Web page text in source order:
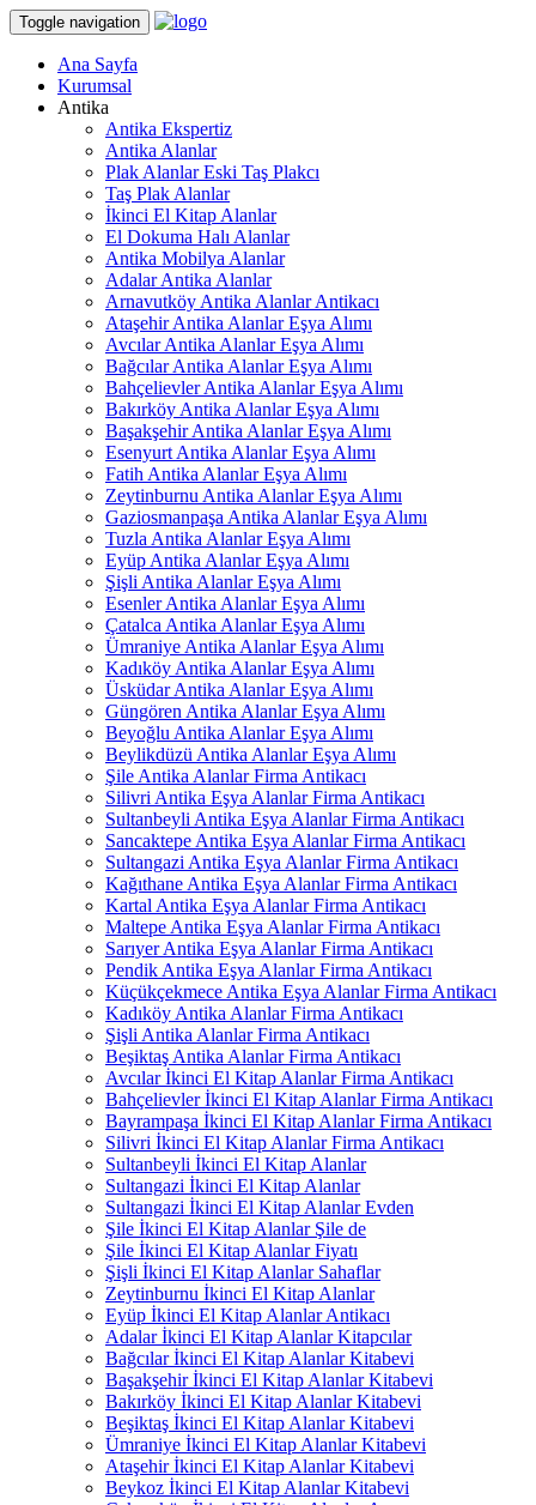
Toggle navigation
Ana Sayfa
Kurumsal
Antika
Antika Ekspertiz
Antika Alanlar
Plak Alanlar Eski Taş Plakcı
Taş Plak Alanlar
İkinci El Kitap Alanlar
El Dokuma Halı Alanlar
Antika Mobilya Alanlar
Adalar Antika Alanlar
Arnavutköy Antika Alanlar Antikacı
Ataşehir Antika Alanlar Eşya Alımı
Avcılar Antika Alanlar Eşya Alımı
Bağcılar Antika Alanlar Eşya Alımı
Bahçelievler Antika Alanlar Eşya Alımı
Bakırköy Antika Alanlar Eşya Alımı
Başakşehir Antika Alanlar Eşya Alımı
Esenyurt Antika Alanlar Eşya Alımı
Fatih Antika Alanlar Eşya Alımı
Zeytinburnu Antika Alanlar Eşya Alımı
Gaziosmanpaşa Antika Alanlar Eşya Alımı
Tuzla Antika Alanlar Eşya Alımı
Eyüp Antika Alanlar Eşya Alımı
Şişli Antika Alanlar Eşya Alımı
Esenler Antika Alanlar Eşya Alımı
Çatalca Antika Alanlar Eşya Alımı
Ümraniye Antika Alanlar Eşya Alımı
Kadıköy Antika Alanlar Eşya Alımı
Üsküdar Antika Alanlar Eşya Alımı
Güngören Antika Alanlar Eşya Alımı
Beyoğlu Antika Alanlar Eşya Alımı
Beylikdüzü Antika Alanlar Eşya Alımı
Şile Antika Alanlar Firma Antikacı
Silivri Antika Eşya Alanlar Firma Antikacı
Sultanbeyli Antika Eşya Alanlar Firma Antikacı
Sancaktepe Antika Eşya Alanlar Firma Antikacı
Sultangazi Antika Eşya Alanlar Firma Antikacı
Kağıthane Antika Eşya Alanlar Firma Antikacı
Kartal Antika Eşya Alanlar Firma Antikacı
Maltepe Antika Eşya Alanlar Firma Antikacı
Sarıyer Antika Eşya Alanlar Firma Antikacı
Pendik Antika Eşya Alanlar Firma Antikacı
Küçükçekmece Antika Eşya Alanlar Firma Antikacı
Kadıköy Antika Alanlar Firma Antikacı
Şişli Antika Alanlar Firma Antikacı
Beşiktaş Antika Alanlar Firma Antikacı
Avcılar İkinci El Kitap Alanlar Firma Antikacı
Bahçelievler İkinci El Kitap Alanlar Firma Antikacı
Bayrampaşa İkinci El Kitap Alanlar Firma Antikacı
Silivri İkinci El Kitap Alanlar Firma Antikacı
Sultanbeyli İkinci El Kitap Alanlar
Sultangazi İkinci El Kitap Alanlar
Sultangazi İkinci El Kitap Alanlar Evden
Şile İkinci El Kitap Alanlar Şile de
Şile İkinci El Kitap Alanlar Fiyatı
Şişli İkinci El Kitap Alanlar Sahaflar
Zeytinburnu İkinci El Kitap Alanlar
Eyüp İkinci El Kitap Alanlar Antikacı
Adalar İkinci El Kitap Alanlar Kitapcılar
Bağcılar İkinci El Kitap Alanlar Kitabevi
Başakşehir İkinci El Kitap Alanlar Kitabevi
Bakırköy İkinci El Kitap Alanlar Kitabevi
Beşiktaş İkinci El Kitap Alanlar Kitabevi
Ümraniye İkinci El Kitap Alanlar Kitabevi
Ataşehir İkinci El Kitap Alanlar Kitabevi
Beykoz İkinci El Kitap Alanlar Kitabevi